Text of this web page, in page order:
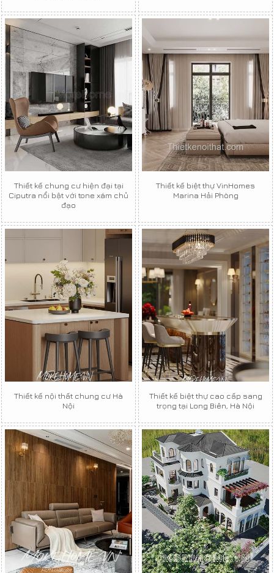
Thiết kế chung cư hiện đại tại
Ciputra nổi bật với tone xám chủ
đạo
Thiết kế biệt thự VinHomes
Marina Hải Phòng
Thiết kế nội thất chung cư Hà
Nội
Thiết kế biệt thự cao cấp sang
trọng tại Long Biên, Hà Nội